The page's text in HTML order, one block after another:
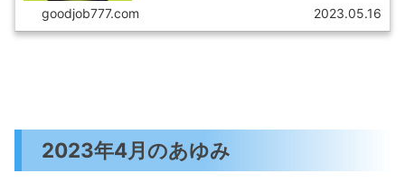
です。どんなに精力的にがんばっていても、次の
goodjob777.com 2023.05.16
2023年4月のあゆみ